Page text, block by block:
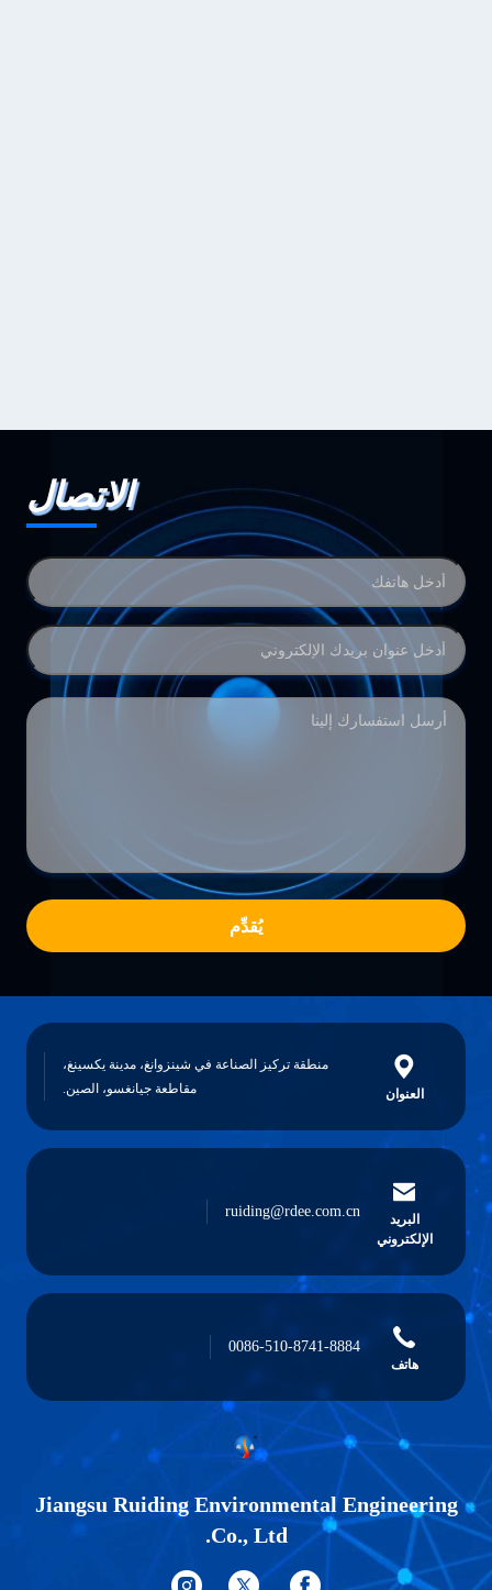
الاتصال
يُقدِّم
العنوان
منطقة تركيز الصناعة في شينزوانغ، مدينة يكسينغ،
مقاطعة جيانغسو، الصين.
البريد
الإلكتروني
ruiding@rdee.com.cn
هاتف
0086-510-8741-8884
Jiangsu Ruiding Environmental Engineering
Co., Ltd.